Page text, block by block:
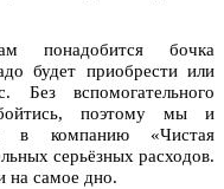
понадобится бочка
будет приобрести или
Без вспомогательного
поэтому мы и
в компанию «Чистая
серьёзных расходов.
на самое дно.